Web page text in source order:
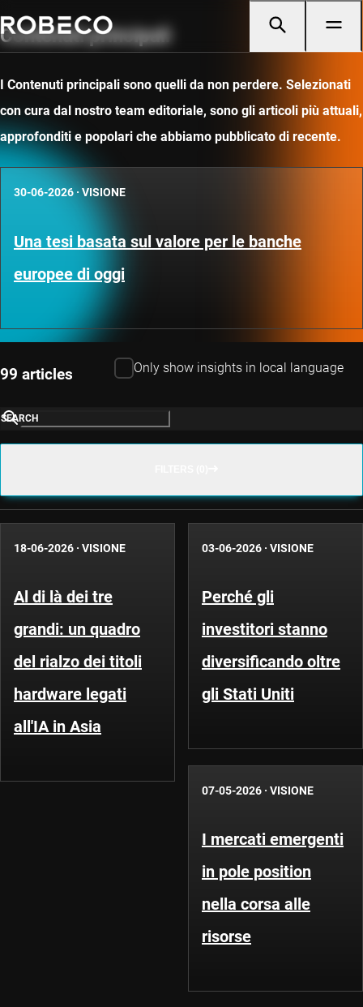
Contenuti principali
I Contenuti principali sono quelli da non perdere. Selezionati
con cura dal nostro team editoriale, sono gli articoli più attuali,
approfonditi e popolari che abbiamo pubblicato di recente.
30-06-2026 · VISIONE
Una tesi basata sul valore per le banche
europee di oggi
99 articles Only show insights in local language
SEARCH
18-06-2026 · VISIONE
Al di là dei tre
grandi: un quadro
del rialzo dei titoli
hardware legati
all'IA in Asia
03-06-2026 · VISIONE
Perché gli
investitori stanno
diversificando oltre
gli Stati Uniti
07-05-2026 · VISIONE
I mercati emergenti
in pole position
nella corsa alle
risorse